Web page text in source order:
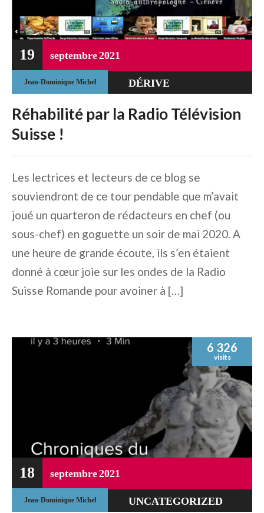
19 septembre2021
Jean-Dominique Michel
DÉRIVE
Réhabilité par la Radio Télévision
Suisse !
Les lectrices et lecteurs de ce blog se
souviendront de ce tour pendable que m’avait
joué un quarteron de rédacteurs en chef (ou
sous-chef) en goguette un soir de mai 2020. A
une heure de grande écoute, ils s’en étaient
donné à cœur joie sur les ondes de la Radio
Suisse Romande pour avoiner à […]
18 septembre2021
6 326
visits
Jean-Dominique Michel UNCATEGORIZED